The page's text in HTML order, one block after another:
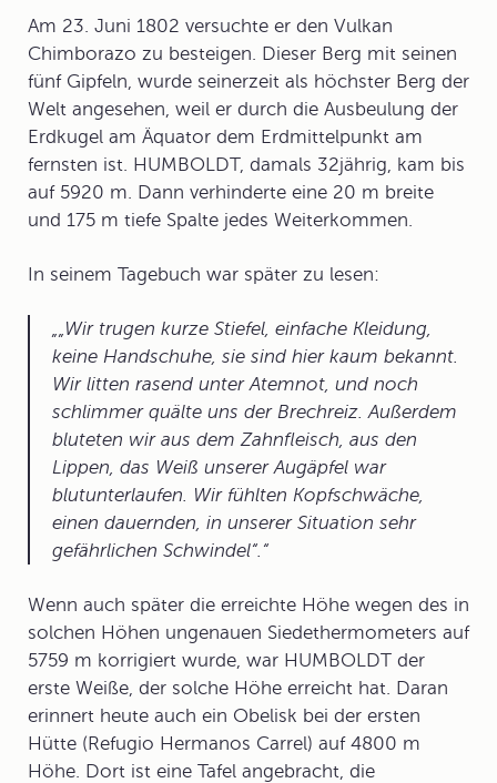
Am 23. Juni 1802 versuchte er den Vulkan
Chimborazo zu besteigen. Dieser Berg mit seinen
fünf Gipfeln, wurde seinerzeit als höchster Berg der
Welt angesehen, weil er durch die Ausbeulung der
Erdkugel am Äquator dem Erdmittelpunkt am
fernsten ist. HUMBOLDT, damals 32jährig, kam bis
auf 5920 m. Dann verhinderte eine 20 m breite
und 175 m tiefe Spalte jedes Weiterkommen.
In seinem Tagebuch war später zu lesen:
„Wir trugen kurze Stiefel, einfache Kleidung,
keine Handschuhe, sie sind hier kaum bekannt.
Wir litten rasend unter Atemnot, und noch
schlimmer quälte uns der Brechreiz. Außerdem
bluteten wir aus dem Zahnfleisch, aus den
Lippen, das Weiß unserer Augäpfel war
blutunterlaufen. Wir fühlten Kopfschwäche,
einen dauernden, in unserer Situation sehr
gefährlichen Schwindel“.
Wenn auch später die erreichte Höhe wegen des in
solchen Höhen ungenauen Siedethermometers auf
5759 m korrigiert wurde, war HUMBOLDT der
erste Weiße, der solche Höhe erreicht hat. Daran
erinnert heute auch ein Obelisk bei der ersten
Hütte (Refugio Hermanos Carrel) auf 4800 m
Höhe. Dort ist eine Tafel angebracht, die